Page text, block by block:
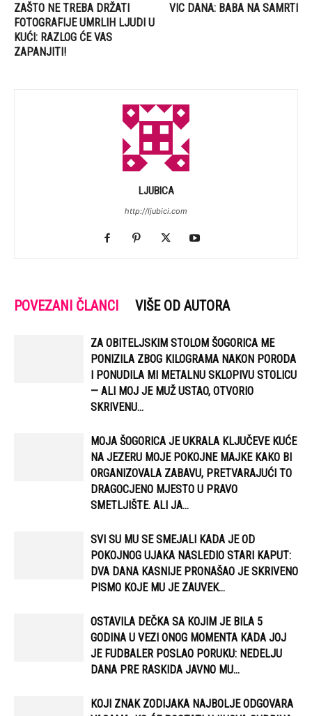
ZAŠTO NE TREBA DRŽATI
FOTOGRAFIJE UMRLIH LJUDI U
KUĆI: RAZLOG ĆE VAS
ZAPANJITI!
VIC DANA: BABA NA SAMRTI
LJUBICA
http://ljubici.com
POVEZANI ČLANCI VIŠE OD AUTORA
ZA OBITELJSKIM STOLOM ŠOGORICA ME
PONIZILA ZBOG KILOGRAMA NAKON PORODA
I PONUDILA MI METALNU SKLOPIVU STOLICU
— ALI MOJ JE MUŽ USTAO, OTVORIO
SKRIVENU...
MOJA ŠOGORICA JE UKRALA KLJUČEVE KUĆE
NA JEZERU MOJE POKOJNE MAJKE KAKO BI
ORGANIZOVALA ZABAVU, PRETVARAJUĆI TO
DRAGOCJENO MJESTO U PRAVO
SMETLJIŠTE. ALI JA...
SVI SU MU SE SMEJALI KADA JE OD
POKOJNOG UJAKA NASLEDIO STARI KAPUT:
DVA DANA KASNIJE PRONAŠAO JE SKRIVENO
PISMO KOJE MU JE ZAUVEK...
OSTAVILA DEČKA SA KOJIM JE BILA 5
GODINA U VEZI ONOG MOMENTA KADA JOJ
JE FUDBALER POSLAO PORUKU: NEDELJU
DANA PRE RASKIDA JAVNO MU...
KOJI ZNAK ZODIJAKA NAJBOLJE ODGOVARA